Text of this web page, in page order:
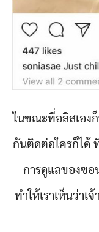
ในขณะที่อลิสเอง
กันติดต่อใครก็ได้
การดูแลของซ
ทำให้เราเห็นว่า